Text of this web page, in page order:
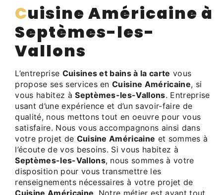
Cuisine Américaine à
Septèmes-les-
Vallons
L’entreprise Cuisines et bains à la carte vous
propose ses services enCuisine Américaine, si
vous habitez àSeptèmes-les-Vallons. Entreprise
usant d’une expérience et d’un savoir-faire de
qualité, nous mettons tout en oeuvre pour vous
satisfaire. Nous vous accompagnons ainsi dans
votre projet de Cuisine Américaine et sommes à
l’écoute de vos besoins. Si vous habitez à
Septèmes-les-Vallons, nous sommes à votre
disposition pour vous transmettre les
renseignements nécessaires à votre projet de